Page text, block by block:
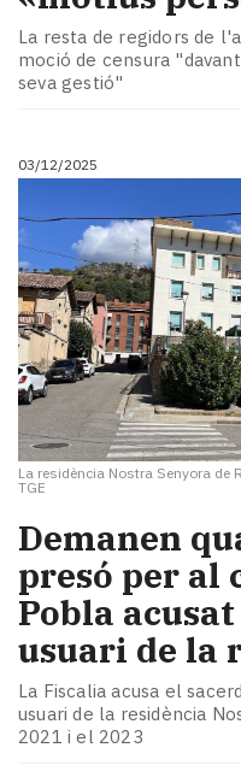
La resta de regidors de
moció de censura
seva gestió"
03/12/2025
La residència Nostra Senyora de
TGE
Demanen
presó per al
Pobla
usuari de la
La Fiscalia acusa el
usuari de la residència
2021 i el 2023